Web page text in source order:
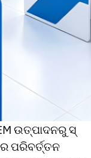
ଉତ୍ପାଦନରୁ ସ୍
ପରିବର୍ତ୍ତନ